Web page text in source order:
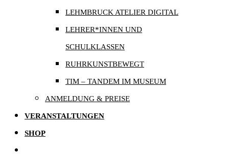
LEHMBRUCK ATELIER DIGITAL
LEHRER*INNEN UND
SCHULKLASSEN
RUHRKUNSTBEWEGT
TIM – TANDEM IM MUSEUM
ANMELDUNG & PREISE
VERANSTALTUNGEN
SHOP